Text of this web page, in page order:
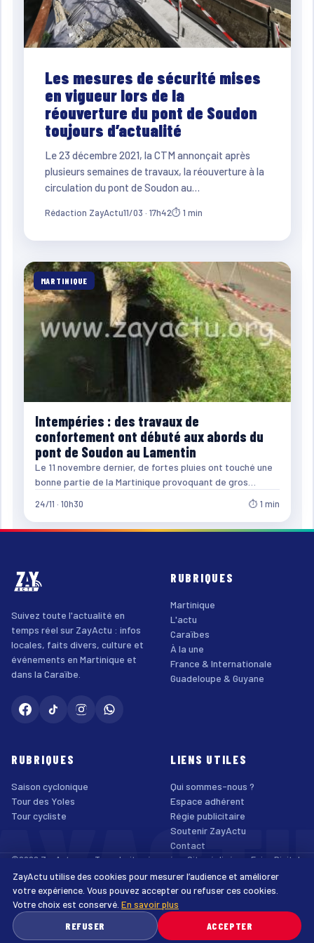
Les mesures de sécurité mises
en vigueur lors de la
réouverture du pont de Soudon
toujours d’actualité
Le 23 décembre 2021, la CTM annonçait après
plusieurs semaines de travaux, la réouverture à la
circulation du pont de Soudon au…
Rédaction ZayActu11/03 · 17h42⏱ 1 min
MARTINIQUE
Intempéries : des travaux de
confortement ont débuté aux abords du
pont de Soudon au Lamentin
Le 11 novembre dernier, de fortes pluies ont touché une
bonne partie de la Martinique provoquant de gros…
24/11 · 10h30 ⏱ 1 min
Suivez toute l'actualité en
temps réel sur ZayActu : infos
locales, faits divers, culture et
événements en Martinique et
dans la Caraïbe.
RUBRIQUES
Martinique
L'actu
Caraïbes
À la une
France & Internationale
Guadeloupe & Guyane
RUBRIQUES
Saison cyclonique
Tour des Yoles
Tour cycliste
LIENS UTILES
Qui sommes-nous ?
Espace adhérent
Régie publicitaire
Soutenir ZayActu
Contact
©2026 ZayActu.org. Tous droits réservés. · Site réalisé par Enjoy Digital
Agency
Mentions légales
Confidentialité Cookies Accessibilité
ZayActu utilise des cookies pour mesurer l’audience et améliorer
votre expérience. Vous pouvez accepter ou refuser ces cookies.
Votre choix est conservé. En savoir plus
REFUSER
ACCEPTER